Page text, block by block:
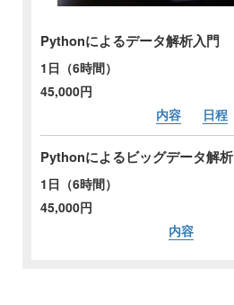
Pythonによるデータ解析入門
1日（6時間）
45,000円
内容
日程
Pythonによるビッグデータ解析
1日（6時間）
45,000円
内容